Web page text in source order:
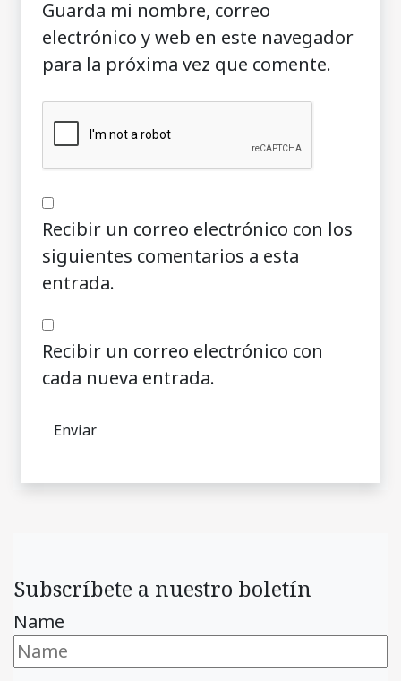
Guarda mi nombre, correo
electrónico y web en este navegador
para la próxima vez que comente.
Recibir un correo electrónico con los
siguientes comentarios a esta
entrada.
Recibir un correo electrónico con
cada nueva entrada.
Subscríbete a nuestro boletín
Name